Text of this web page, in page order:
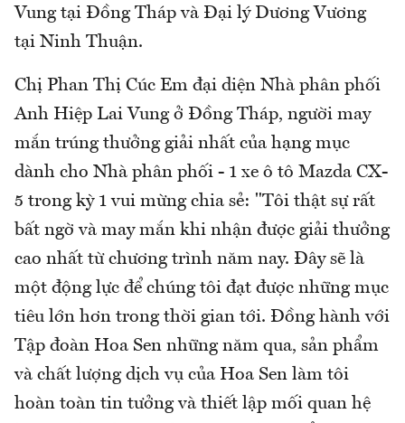
Vung tại Đồng Tháp và Đại lý Dương Vương
tại Ninh Thuận.
Chị Phan Thị Cúc Em đại diện Nhà phân phối
Anh Hiệp Lai Vung ở Đồng Tháp, người may
mắn trúng thưởng giải nhất của hạng mục
dành cho Nhà phân phối - 1 xe ô tô Mazda CX-
5 trong kỳ 1 vui mừng chia sẻ: "Tôi thật sự rất
bất ngờ và may mắn khi nhận được giải thưởng
cao nhất từ chương trình năm nay. Đây sẽ là
một động lực để chúng tôi đạt được những mục
tiêu lớn hơn trong thời gian tới. Đồng hành với
Tập đoàn Hoa Sen những năm qua, sản phẩm
và chất lượng dịch vụ của Hoa Sen làm tôi
hoàn toàn tin tưởng và thiết lập mối quan hệ